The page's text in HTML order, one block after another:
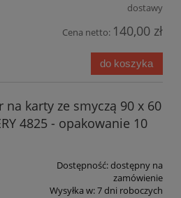
dostawy
Cena netto: 140,00 zł
do koszyka
karty ze smyczą 90 x 60
4825 - opakowanie 10
Dostępność:dostępny na
zamówienie
Wysyłka w:7 dni roboczych